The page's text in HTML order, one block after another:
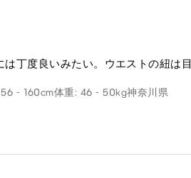
丁度良いみたい。ウエストの紐は
- 160cm体重: 46 - 50kg神奈川県